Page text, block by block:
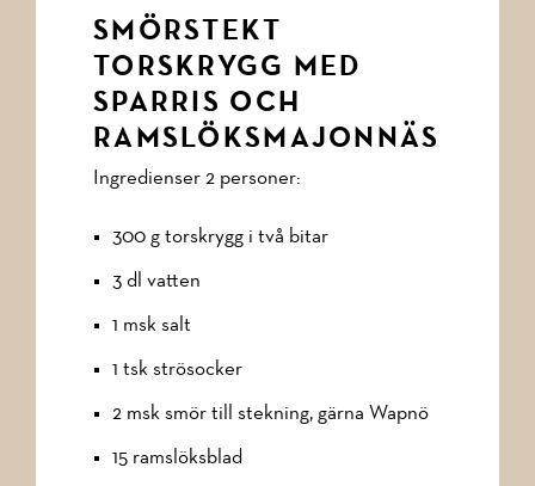
SMÖRSTEKT
TORSKRYGG MED
SPARRIS OCH
RAMSLÖKSMAJONNÄS
Ingredienser 2 personer:
300 g torskrygg i två bitar
3 dl vatten
1 msk salt
1 tsk strösocker
2 msk smör till stekning, gärna Wapnö
15 ramslöksblad